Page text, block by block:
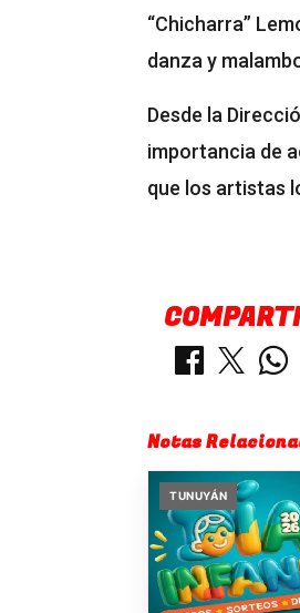
“Chicharra”
danza y
Desde la
importancia de
que los artistas
Notas
TUNUYÁN